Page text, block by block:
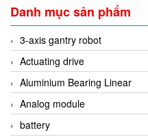
Danh mục sản phẩm
3-axis gantry robot
Actuating drive
Aluminium Bearing Linear
Analog module
battery